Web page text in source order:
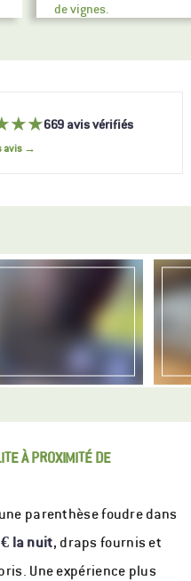
de vignes.
669 avis vérifiés
avis →
À PROXIMITÉ DE
parenthèse foudre dans
la nuit, draps fournis et
Une expérience plus